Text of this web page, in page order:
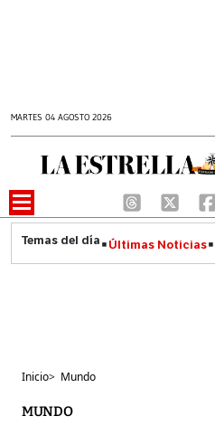
MARTES 04 AGOSTO 2026
Últimas Noticias
Inicio> Mundo
MUNDO